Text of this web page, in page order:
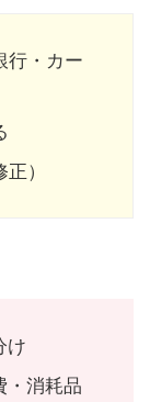
行・カー
）
け
・消耗品